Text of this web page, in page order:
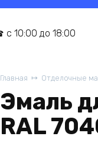
с 10:00 до 18:00
Главная Отделочные
Эмаль
RAL